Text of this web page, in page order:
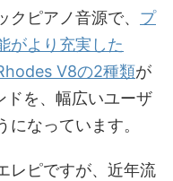
ピアノ音源で、 プ
がより充実した
V8の2種類が
ドを、幅広いユーザ
なっています。
レピですが、近年流